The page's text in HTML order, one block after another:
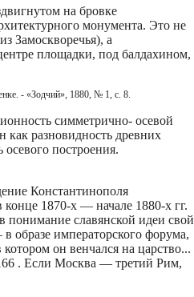
на бровке
монумента. Это не
Замоскворечья), а
площадки, под балдахином,
- «Зодчий», 1880, № 1, с. 8.
симметрично- осевой
разновидность древних
построения.
Константинополя
1870-х — начале 1880-х гг.
понимание славянской идеи свой
императорского форума,
он венчался на царство...
. Если Москва — третий Рим,